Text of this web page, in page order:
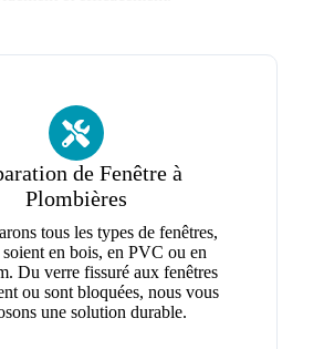
de Fenêtre à
Plombières
tous les types de fenêtres,
soient en bois, en PVC ou en
Du verre fissuré aux fenêtres
ou sont bloquées, nous vous
une solution durable.